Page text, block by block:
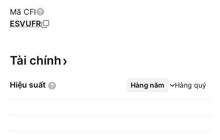
Mã CFI
ESVUFR
Tài chính
Hiệu suất Hàng năm Hàng quý
Xem thêm